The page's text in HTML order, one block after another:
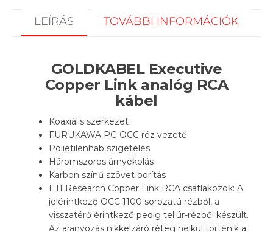
LEÍRÁS TOVÁBBI INFORMÁCIÓK
GOLDKABEL Executive
Copper Link analóg RCA
kábel
Koaxiális szerkezet
FURUKAWA PC-OCC réz vezető
Polietilénhab szigetelés
Háromszoros árnyékolás
Karbon színű szövet borítás
ETI Research Copper Link RCA csatlakozók: A
jelérintkező OCC 1100 sorozatú rézből, a
visszatérő érintkező pedig tellúr-rézből készült.
Az aranyozás nikkelzáró réteg nélkül történik a